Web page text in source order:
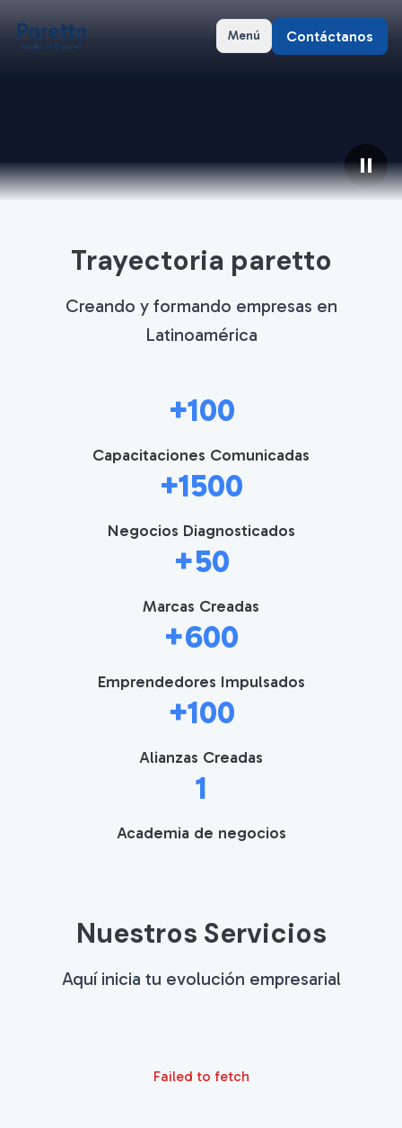
Menú Contáctanos
Trayectoria paretto
Creando y formando empresas en
Latinoamérica
+100
Capacitaciones Comunicadas
+1500
Negocios Diagnosticados
+50
Marcas Creadas
+600
Emprendedores Impulsados
+100
Alianzas Creadas
1
Academia de negocios
Nuestros Servicios
Aquí inicia tu evolución empresarial
Failed to fetch